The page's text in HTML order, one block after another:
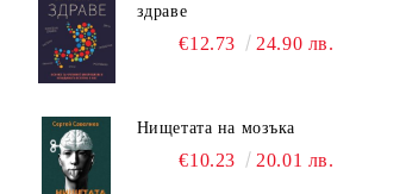
здраве
€12.73 24.90 лв.
Нищетата на мозъка
€10.23 20.01 лв.